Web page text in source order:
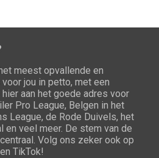
meest opvallende en
jou in petto, met een
aan het goede adres voor
Pro League, Belgen in het
League, de Rode Duivels, het
en veel meer. De stem van de
Volg ons zeker ook op
TikTok!